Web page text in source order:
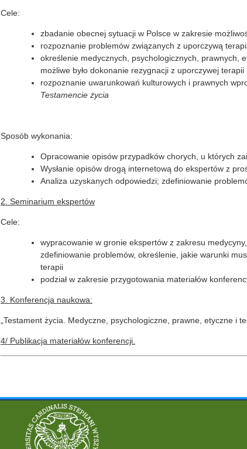
Cele:
zbadanie obecnej sytuacji w Polsce w zakresie
rozpoznanie problemów związanych z uporczywą
określenie medycznych, psychologicznych, prawnych,
możliwe było dokonanie rezygnacji z uporczywej terapii
rozpoznanie uwarunkowań kulturowych i prawnych
Testamencie życia
Sposób wykonania:
Opracowanie opisów przypadków chorych, u których
Wysłanie opisów drogą internetową do ekspertów z
Analiza uzyskanych odpowiedzi; zdefiniowanie
2. Seminarium ekspertów
Cele:
wypracowanie w gronie ekspertów z zakresu
zdefiniowanie problemów, określenie, jakie warunki
terapii
podział w zakresie przygotowania materiałów
3. Konferencja naukowa:
„Testament życia. Medyczne, psychologiczne, prawne, etyczne i
4/ Publikacja materiałów konferencji.